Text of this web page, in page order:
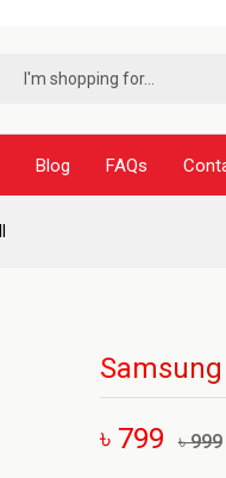
Blog FAQs
Samsung
৳ 799 ৳ 999